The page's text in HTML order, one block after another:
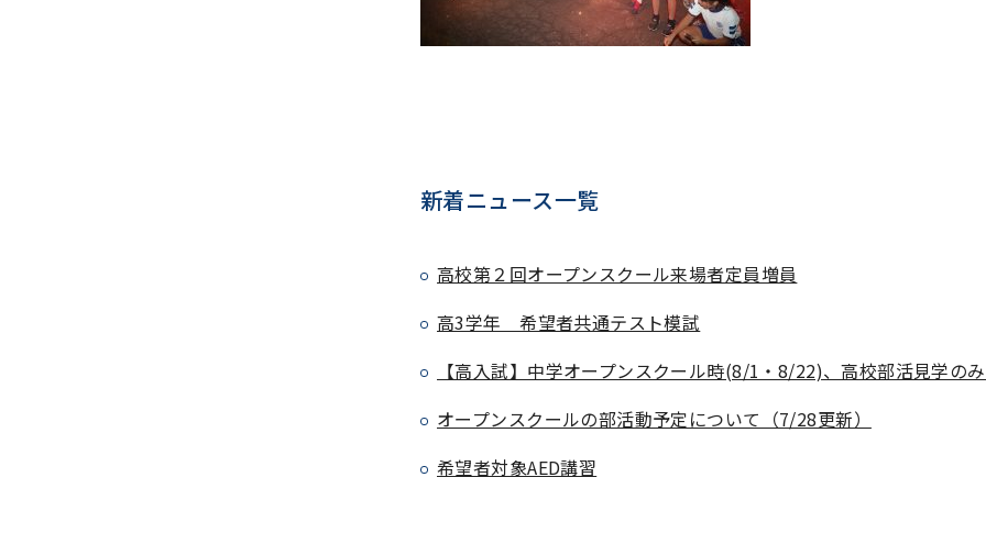
新着ニュース一覧
高校第２回オープンスクール来場者定員増員
高3学年 希望者共通テスト模試
【高入試】中学オープンスクール時(8/1・8/22)、高校部活見学の
オープンスクールの部活動予定について（7/28更新）
希望者対象AED講習